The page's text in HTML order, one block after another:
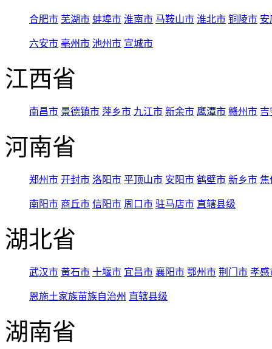
合肥市 芜湖市 蚌埠市 淮南市 马鞍山市 淮北市 铜陵市 安
六安市 亳州市 池州市 宣城市
江西省
南昌市 景德镇市 萍乡市 九江市 新余市 鹰潭市 赣州市 吉
河南省
郑州市 开封市 洛阳市 平顶山市 安阳市 鹤壁市 新乡市 焦
南阳市 商丘市 信阳市 周口市 驻马店市 直辖县级
湖北省
武汉市 黄石市 十堰市 宜昌市 襄阳市 鄂州市 荆门市 孝感
恩施土家族苗族自治州 直辖县级
湖南省